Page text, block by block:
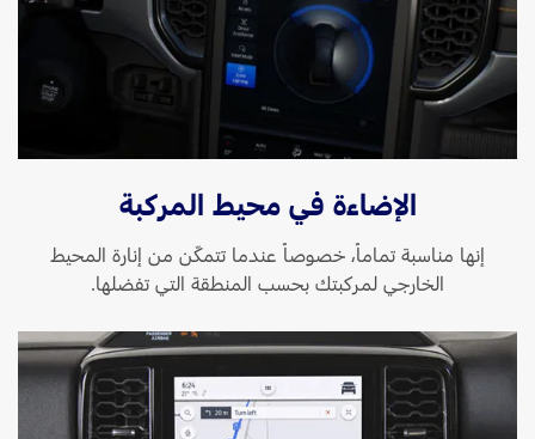
الإضاءة في محيط المركبة
إنها مناسبة تماماً، خصوصاً عندما تتمكّن من إنارة المحيط
الخارجي لمركبتك بحسب المنطقة التي تفضلها.